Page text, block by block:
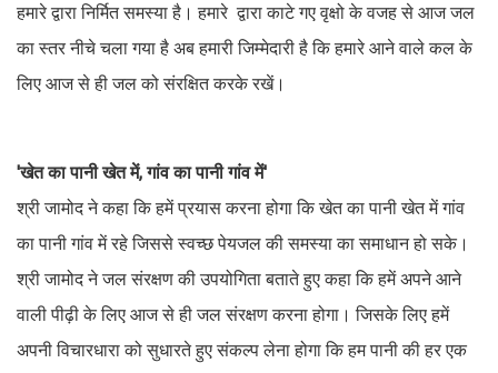
हमारे द्वारा निर्मित समस्या है। हमारे द्वारा काटे गए वृक्षो के वजह से आज जल
का स्तर नीचे चला गया है अब हमारी जिम्मेदारी है कि हमारे आने वाले कल के
लिए आज से ही जल को संरक्षित करके रखें।
'खेत का पानी खेत में, गांव का पानी गांव में'
श्री जामोद ने कहा कि हमें प्रयास करना होगा कि खेत का पानी खेत में गांव
का पानी गांव में रहे जिससे स्वच्छ पेयजल की समस्या का समाधान हो सके।
श्री जामोद ने जल संरक्षण की उपयोगिता बताते हुए कहा कि हमें अपने आने
वाली पीढ़ी के लिए आज से ही जल संरक्षण करना होगा। जिसके लिए हमें
अपनी विचारधारा को सुधारते हुए संकल्प लेना होगा कि हम पानी की हर एक